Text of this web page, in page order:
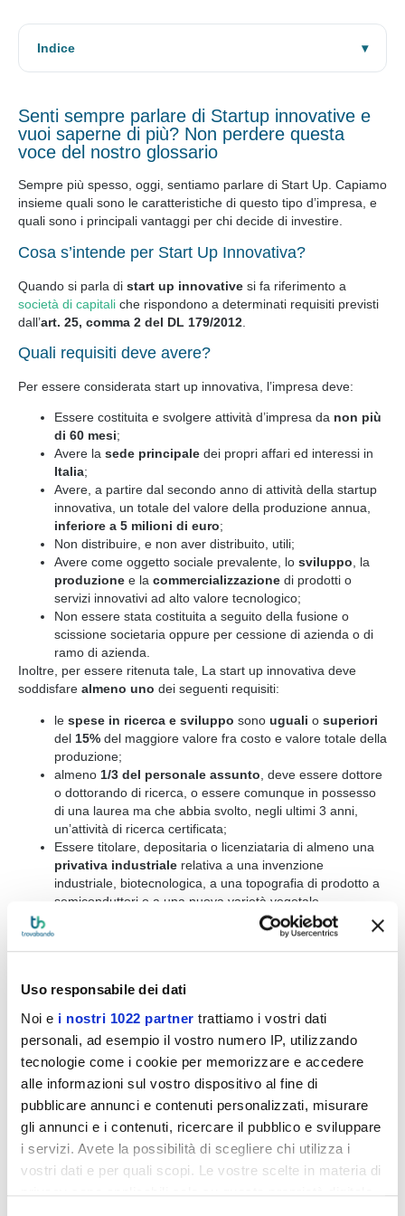
Uso responsabile dei dati
Noi e i nostri 1022 partner trattiamo i vostri dati
personali, ad esempio il vostro numero IP, utilizzando
tecnologie come i cookie per memorizzare e accedere
alle informazioni sul vostro dispositivo al fine di
pubblicare annunci e contenuti personalizzati, misurare
gli annunci e i contenuti, ricercare il pubblico e sviluppare
i servizi. Avete la possibilità di scegliere chi utilizza i
vostri dati e per quali scopi. Le vostre scelte in materia di
Indice
Senti sempre parlare di Startup innovative e
vuoi saperne di più? Non perdere questa
voce del nostro glossario
Sempre più spesso, oggi, sentiamo parlare di Start Up. Capiamo
insieme quali sono le caratteristiche di questo tipo d’impresa, e
quali sono i principali vantaggi per chi decide di investire.
Cosa s’intende per Start Up Innovativa?
Quando si parla di start up innovative si fa riferimento a
società di capitali che rispondono a determinati requisiti previsti
dall’art. 25, comma 2 del DL 179/2012
Quali requisiti deve avere?
Per essere considerata start up innovativa, l’impresa deve:
Essere costituita e svolgere attività d’impresa da non più
di 60 mesi;
Avere la sede principale dei propri affari ed interessi in
Italia;
Avere, a partire dal secondo anno di attività della startup
innovativa, un totale del valore della produzione annua,
inferiore a 5 milioni di euro;
Non distribuire, e non aver distribuito, utili;
Avere come oggetto sociale prevalente, lo sviluppo, la
produzione e la commercializzazione di prodotti o
servizi innovativi ad alto valore tecnologico;
Non essere stata costituita a seguito della fusione o
scissione societaria oppure per cessione di azienda o di
ramo di azienda.
Inoltre, per essere ritenuta tale, La start up innovativa deve
soddisfare almeno uno dei seguenti requisiti:
le spese in ricerca e sviluppo sono uguali o superiori
del 15% del maggiore valore fra costo e valore totale della
produzione;
almeno 1/3 del personale assunto , deve essere dottore
o dottorando di ricerca, o essere comunque in possesso
di una laurea ma che abbia svolto, negli ultimi 3 anni,
un’attività di ricerca certificata;
Essere titolare, depositaria o licenziataria di almeno una
privativa industriale relativa a una invenzione
industriale, biotecnologica, a una topografia di prodotto a
semiconduttori o a una nuova varietà vegetale.
I requisiti che deve avere una startup
innovativa
Quali sono i vantaggi per le Startup Innovative?